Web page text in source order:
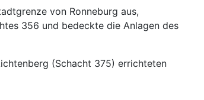
von Ronneburg aus,
356 und bedeckte die Anlagen des
(Schacht 375) errichteten